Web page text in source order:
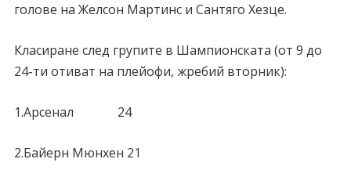
голове на Желсон Мартинс и Сантяго Хезце.
Класиране след групите в Шампионската (от 9 до
24-ти отиват на плейофи, жребий вторник):
1.Арсенал 24
2.Байерн Мюнхен 21